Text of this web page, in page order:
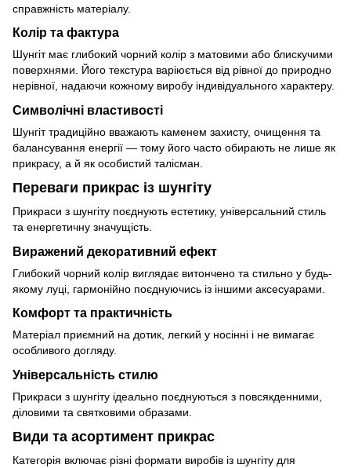
справжність матеріалу.
Колір та фактура
Шунгіт має глибокий чорний колір з матовими або блискучими
поверхнями. Його текстура варіюється від рівної до природно
нерівної, надаючи кожному виробу індивідуального характеру.
Символічні властивості
Шунгіт традиційно вважають каменем захисту, очищення та
балансування енергії — тому його часто обирають не лише як
прикрасу, а й як особистий талісман.
Переваги прикрас із шунгіту
Прикраси з шунгіту поєднують естетику, універсальний стиль
та енергетичну значущість.
Виражений декоративний ефект
Глибокий чорний колір виглядає витончено та стильно у будь-
якому луці, гармонійно поєднуючись із іншими аксесуарами.
Комфорт та практичність
Матеріал приємний на дотик, легкий у носінні і не вимагає
особливого догляду.
Універсальність стилю
Прикраси з шунгіту ідеально поєднуються з повсякденними,
діловими та святковими образами.
Види та асортимент прикрас
Категорія включає різні формати виробів із шунгіту для